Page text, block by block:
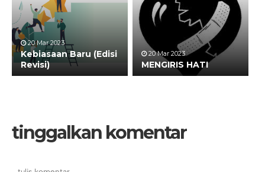
20 Mar 2023
Kebiasaan Baru (Edisi
Revisi)
20 Mar 2023
MENGIRIS HATI
tinggalkan komentar